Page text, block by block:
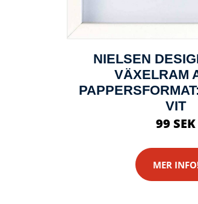
NIELSEN
VÄXELRAM
VIT
99 SEK
MER